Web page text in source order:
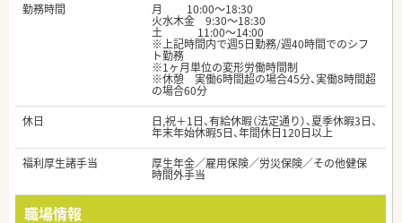
勤務時間
月 10:00～18:30
火水木金 9:30～18:30
土 11:00〜14:00
※上記時間内で週5日勤務/週40時間でのシフ
ト勤務
※1ヶ月単位の変形労働時間制
※休憩 実働6時間超の場合45分、実働8時間超
の場合60分
休日
日,祝＋1日、有給休暇（法定通り）、夏季休暇3日、
年末年始休暇5日、年間休日120日以上
福利厚生諸手当
厚生年金／雇用保険／労災保険／その他健保
時間外手当
職場情報